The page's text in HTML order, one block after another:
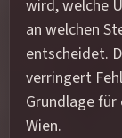
wird, welche
an welchen
entscheidet.
verringert
Grundlage
Wien.